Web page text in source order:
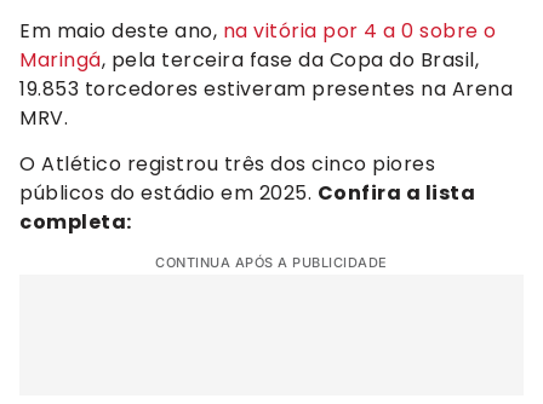
Em maio deste ano, na vitória por 4 a 0 sobre o
Maringá, pela terceira fase da Copa do Brasil,
19.853 torcedores estiveram presentes na Arena
MRV.
O Atlético registrou três dos cinco piores
públicos do estádio em 2025. Confira a lista
completa:
CONTINUA APÓS A PUBLICIDADE